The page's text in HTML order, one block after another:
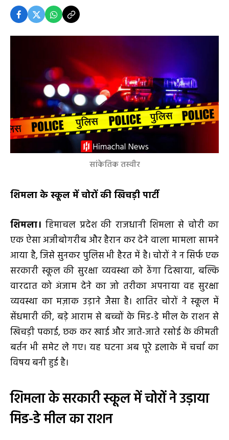
सांकेतिक तस्वीर
शिमला के स्कूल में चोरों की खिचड़ी पार्टी
शिमला। हिमाचल प्रदेश की राजधानी शिमला से चोरी का
एक ऐसा अजीबोगरीब और हैरान कर देने वाला मामला सामने
आया है, जिसे सुनकर पुलिस भी हैरत में है। चोरों ने न सिर्फ एक
सरकारी स्कूल की सुरक्षा व्यवस्था को ठेंगा दिखाया, बल्कि
वारदात को अंजाम देने का जो तरीका अपनाया वह सुरक्षा
व्यवस्था का मज़ाक उड़ाने जैसा है। शातिर चोरों ने स्कूल में
सेंधमारी की, बड़े आराम से बच्चों के मिड-डे मील के राशन से
खिचड़ी पकाई, छक कर खाई और जाते-जाते रसोई के कीमती
बर्तन भी समेट ले गए। यह घटना अब पूरे इलाके में चर्चा का
विषय बनी हुई है।
शिमला के सरकारी स्कूल में चोरों ने उड़ाया
मिड-डे मील का राशन